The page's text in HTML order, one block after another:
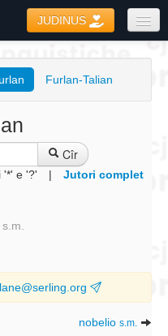
JUDINUS
Furlan-Talian
Cîr
'*' e '?' | Jutori complet
s.m.
nobelio s.m.